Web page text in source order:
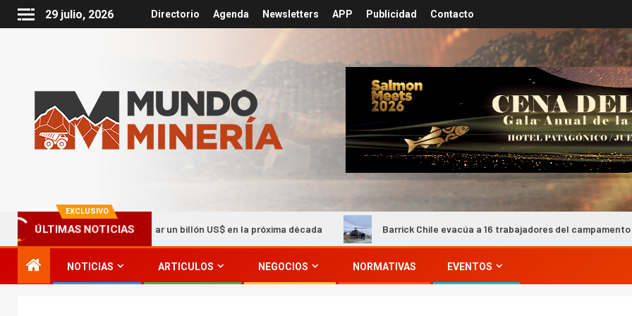
29 julio, 2026 Directorio Agenda Newsletters APP Publicidad Contacto
EXCLUSIVO
ÚLTIMAS NOTICIAS
Minería puede generar un billón US$ en la próxima década Barrick Chile evacúa a 16 trabajadores del campamento Barriales
NOTICIAS ARTICULOS NEGOCIOS NORMATIVAS EVENTOS